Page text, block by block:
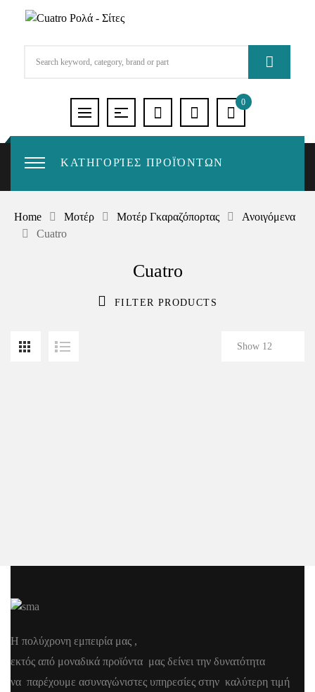
0
ΚΑΤΗΓΟΡΊΕΣ ΠΡΟΪΌΝΤΩΝ
Home Μοτέρ Μοτέρ Γκαραζόπορτας
Ανοιγόμενα
Cuatro
Cuatro
FILTER PRODUCTS
Η πολύχρονη εμπειρία μας ,
εκτός από μοναδικά προϊόντα μας δείνει την δυνατότητα
να παρέχουμε ασυναγώνιστες υπηρεσίες στην καλύτερη τιμή